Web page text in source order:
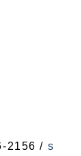
2156 / s